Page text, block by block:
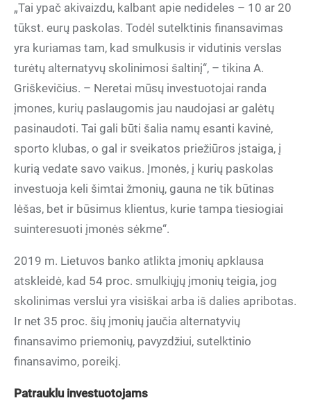
„Tai ypač akivaizdu, kalbant apie nedideles – 10 ar 20
tūkst. eurų paskolas. Todėl sutelktinis finansavimas
yra kuriamas tam, kad smulkusis ir vidutinis verslas
turėtų alternatyvų skolinimosi šaltinį“, – tikina A.
Griškevičius. – Neretai mūsų investuotojai randa
įmones, kurių paslaugomis jau naudojasi ar galėtų
pasinaudoti. Tai gali būti šalia namų esanti kavinė,
sporto klubas, o gal ir sveikatos priežiūros įstaiga, į
kurią vedate savo vaikus. Įmonės, į kurių paskolas
investuoja keli šimtai žmonių, gauna ne tik būtinas
lėšas, bet ir būsimus klientus, kurie tampa tiesiogiai
suinteresuoti įmonės sėkme“.
2019 m. Lietuvos banko atlikta įmonių apklausa
atskleidė, kad 54 proc. smulkiųjų įmonių teigia, jog
skolinimas verslui yra visiškai arba iš dalies apribotas.
Ir net 35 proc. šių įmonių jaučia alternatyvių
finansavimo priemonių, pavyzdžiui, sutelktinio
finansavimo, poreikį.
Patrauklu investuotojams